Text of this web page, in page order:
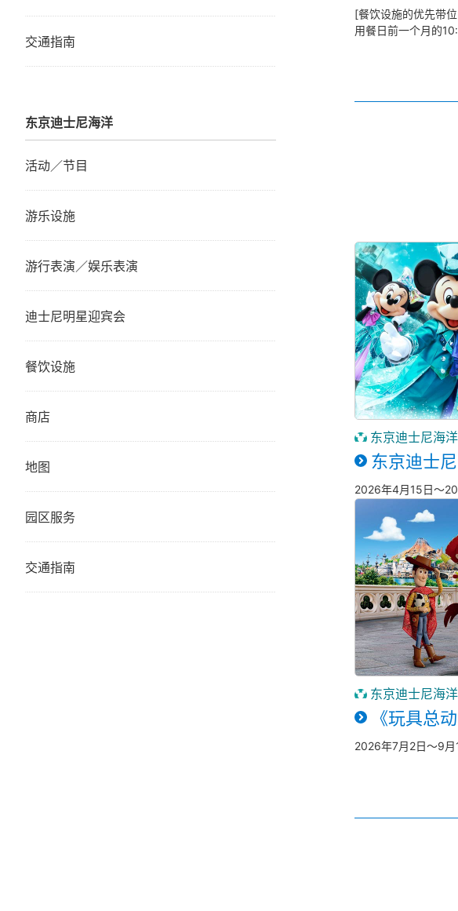
[餐饮设施的优先带
用餐日前一个月的
东京迪士尼海洋
东京迪士
2026年4月15日～
东京迪士尼海洋
《玩具总
2026年7月2日～9月
交通指南
东京迪士尼海洋
活动／节目
游乐设施
游行表演／娱乐表演
迪士尼明星迎宾会
餐饮设施
商店
地图
园区服务
交通指南